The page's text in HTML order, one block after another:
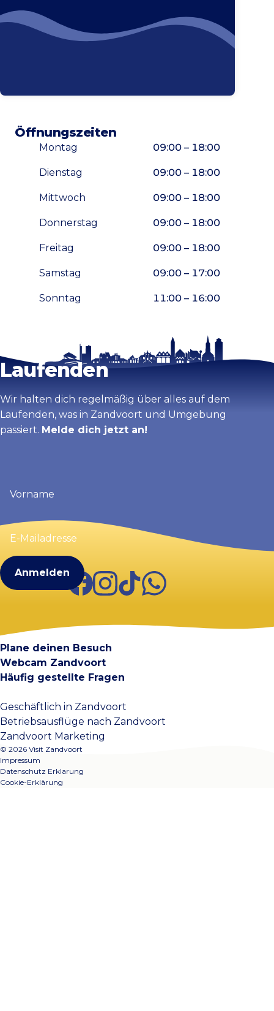
Öffnungszeiten
Montag 09:00 – 18:00
Dienstag 09:00 – 18:00
Mittwoch 09:00 – 18:00
Donnerstag 09:00 – 18:00
Freitag 09:00 – 18:00
Samstag 09:00 – 17:00
Sonntag 11:00 – 16:00
Karte vergrößern
Bleib auf dem
Laufenden
Wir halten dich regelmäßig über alles auf dem
Laufenden, was in Zandvoort und Umgebung
passiert. Melde dich jetzt an!
(erforderlich)
E-
Mailadresse
FacebookInstagram
TikTokWhatsApp
Plane deinen Besuch
Webcam Zandvoort
Häufig gestellte Fragen
Geschäftlich in Zandvoort
Betriebsausflüge nach Zandvoort
Zandvoort Marketing
© 2026 Visit Zandvoort
Impressum
Datenschutz Erklarung
Cookie-Erklärung